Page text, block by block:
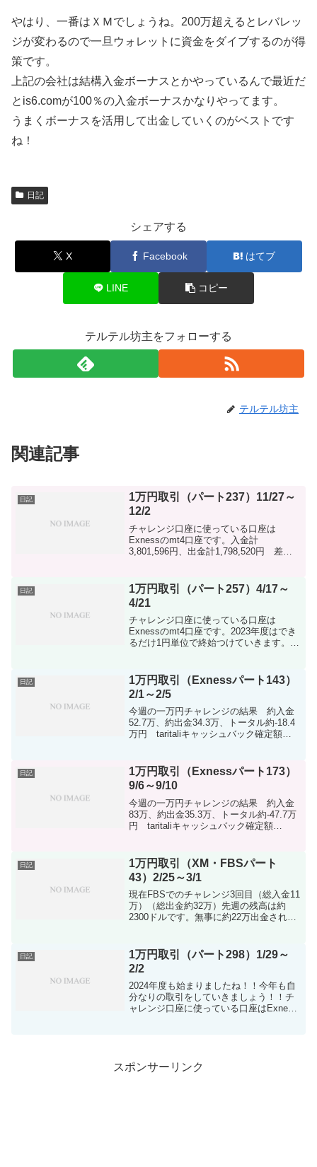
やはり、一番はＸＭでしょうね。200万超えるとレバレッ
ジが変わるので一旦ウォレットに資金をダイブするのが得
策です。
上記の会社は結構入金ボーナスとかやっているんで最近だ
とis6.comが100％の入金ボーナスかなりやってます。
うまくボーナスを活用して出金していくのがベストです
ね！
日記
シェアする
X Facebook はてブ
LINE コピー
テルテル坊主をフォローする
テルテル坊主
関連記事
日記
1万円取引（パート237）11/27～
12/2
チャレンジ口座に使っている口座は
Exnessのmt4口座です。入金計
3,801,596円、出金計1,798,520円 差
けて行ってますtari...
日記
1万円取引（パート257）4/17～
4/21
チャレンジ口座に使っている口座は
Exnessのmt4口座です。2023年度はでき
るだけ1円単位で終始つけていきます。入
建て口座で行って...
日記
1万円取引（Exnessパート143）
2/1～2/5
今週の一万円チャレンジの結果 約入金
52.7万、約出金34.3万、トータル約-18.4
万円 taritaliキャッシュバック確定額
週と変化はありません！！！you...
日記
1万円取引（Exnessパート173）
9/6～9/10
今週の一万円チャレンジの結果 約入金
83万、約出金35.3万、トータル約-47.7万
円 taritaliキャッシュバック確定額
し！！！軽く相場を見直してみます...
日記
1万円取引（XM・FBSパート
43）2/25～3/1
現在FBSでのチャレンジ3回目（総入金11
万）（総出金約32万）先週の残高は約
2300ドルです。無事に約22万出金されま
像をどうぞ！！飛んだので金曜日に約5万
入金し...
日記
1万円取引（パート298）1/29～
2/2
2024年度も始まりましたね！！今年も自
分なりの取引をしていきましょう！！チ
ャレンジ口座に使っている口座はExness
スポンサーリンク